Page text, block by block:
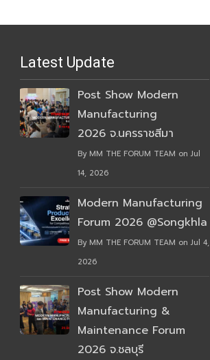
Latest Update
Post Show Modern
Manufacturing
2026 จ.นครราชสีมา
By MM THE FORUM TEAM on Jul
14, 2026
Modern Manufacturing
Forum 2026 @Songkhla
By MM THE FORUM TEAM on Jul 4,
2026
Post Show Modern
Manufacturing &
Maintenance Forum
2026 จ.ชลบุรี